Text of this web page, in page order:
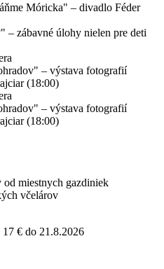
Móricka" – divadlo Féder
– zábavné úlohy nielen pre deti
– výstava fotografií
(18:00)
– výstava fotografií
(18:00)
od miestnych gazdiniek
včelárov
€ do 21.8.2026